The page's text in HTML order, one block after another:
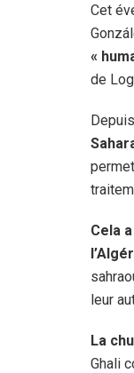
Cet
«
de
Cela
leur
La
Ghali